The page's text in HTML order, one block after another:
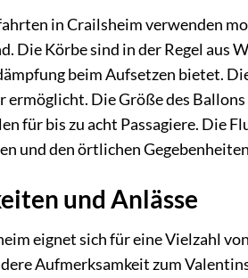
in Crailsheim verwenden
Die Körbe sind in der Regel aus
beim Aufsetzen bietet.
Die Größe des
für bis zu acht Passagiere. Die
und den örtlichen
und Anlässe
eignet sich für eine Vielzahl
Aufmerksamkeit zum